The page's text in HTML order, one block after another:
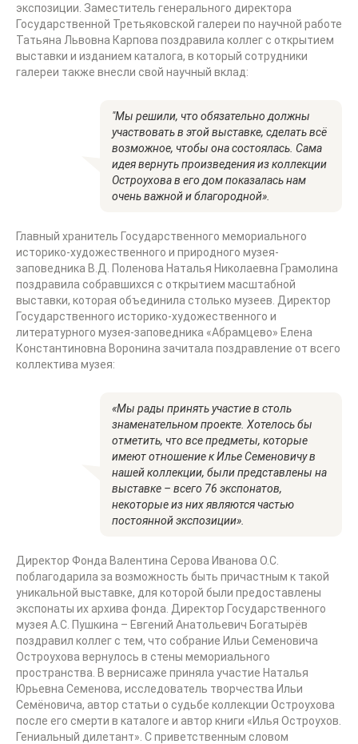
экспозиции. Заместитель генерального директора
Государственной Третьяковской галереи по научной работе
Татьяна Львовна Карпова поздравила коллег с открытием
выставки и изданием каталога, в который сотрудники
галереи также внесли свой научный вклад:
"Мы решили, что обязательно должны
участвовать в этой выставке, сделать всё
возможное, чтобы она состоялась. Сама
идея вернуть произведения из коллекции
Остроухова в его дом показалась нам
очень важной и благородной».
Главный хранитель Государственного мемориального
историко-художественного и природного музея-
заповедника В.Д. Поленова Наталья Николаевна Грамолина
поздравила собравшихся с открытием масштабной
выставки, которая объединила столько музеев. Директор
Государственного историко-художественного и
литературного музея-заповедника «Абрамцево» Елена
Константиновна Воронина зачитала поздравление от всего
коллектива музея:
«Мы рады принять участие в столь
знаменательном проекте. Хотелось бы
отметить, что все предметы, которые
имеют отношение к Илье Семеновичу в
нашей коллекции, были представлены на
выставке – всего 76 экспонатов,
некоторые из них являются частью
постоянной экспозиции».
Директор Фонда Валентина Серова Иванова О.С.
поблагодарила за возможность быть причастным к такой
уникальной выставке, для которой были предоставлены
экспонаты их архива фонда. Директор Государственного
музея А.С. Пушкина – Евгений Анатольевич Богатырёв
поздравил коллег с тем, что собрание Ильи Семеновича
Остроухова вернулось в стены мемориального
пространства. В вернисаже приняла участие Наталья
Юрьевна Семенова, исследователь творчества Ильи
Семёновича, автор статьи о судьбе коллекции Остроухова
после его смерти в каталоге и автор книги «Илья Остроухов.
Гениальный дилетант». С приветственным словом